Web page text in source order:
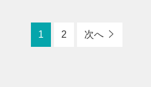
1 2 次へ